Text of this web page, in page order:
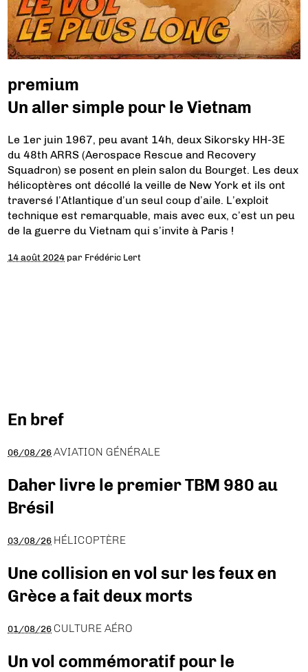
premium
Un aller simple pour le Vietnam
Le 1er juin 1967, peu avant 14h, deux Sikorsky HH-3E
du 48th ARRS (Aerospace Rescue and Recovery
Squadron) se posent en plein salon du Bourget. Les deux
hélicoptères ont décollé la veille de New York et ils ont
traversé l’Atlantique d’un seul coup d’aile. L’exploit
technique est remarquable, mais avec eux, c’est un peu
de la guerre du Vietnam qui s’invite à Paris !
14 août 2024 par Frédéric Lert
En bref
06/08/26 AVIATION GÉNÉRALE
Daher livre le premier TBM 980 au
Brésil
03/08/26 HÉLICOPTÈRE
Une collision en vol sur les feux en
Grèce a fait deux morts
01/08/26 CULTURE AÉRO
Un vol commémoratif pour le